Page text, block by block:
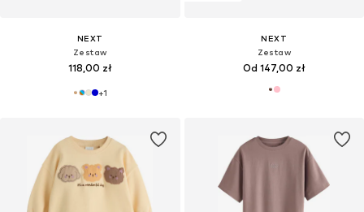
NEXT
Zestaw
118,00 zł
+1
NEXT
Zestaw
Od 147,00 zł